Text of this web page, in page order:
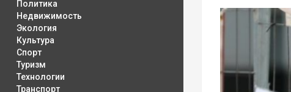
Политика
Недвижимость
Экология
Культура
Спорт
Туризм
Технологии
Транспорт